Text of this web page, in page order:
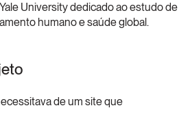
University dedicado ao estudo de
humano e saúde global.
de um site que